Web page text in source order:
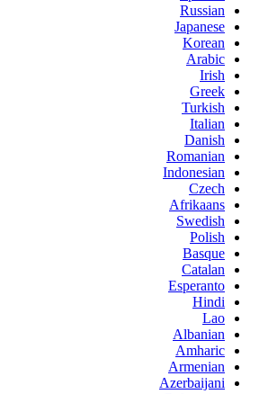
Russian
Japanese
Korean
Arabic
Irish
Greek
Turkish
Italian
Danish
Romanian
Indonesian
Czech
Afrikaans
Swedish
Polish
Basque
Catalan
Esperanto
Hindi
Lao
Albanian
Amharic
Armenian
Azerbaijani